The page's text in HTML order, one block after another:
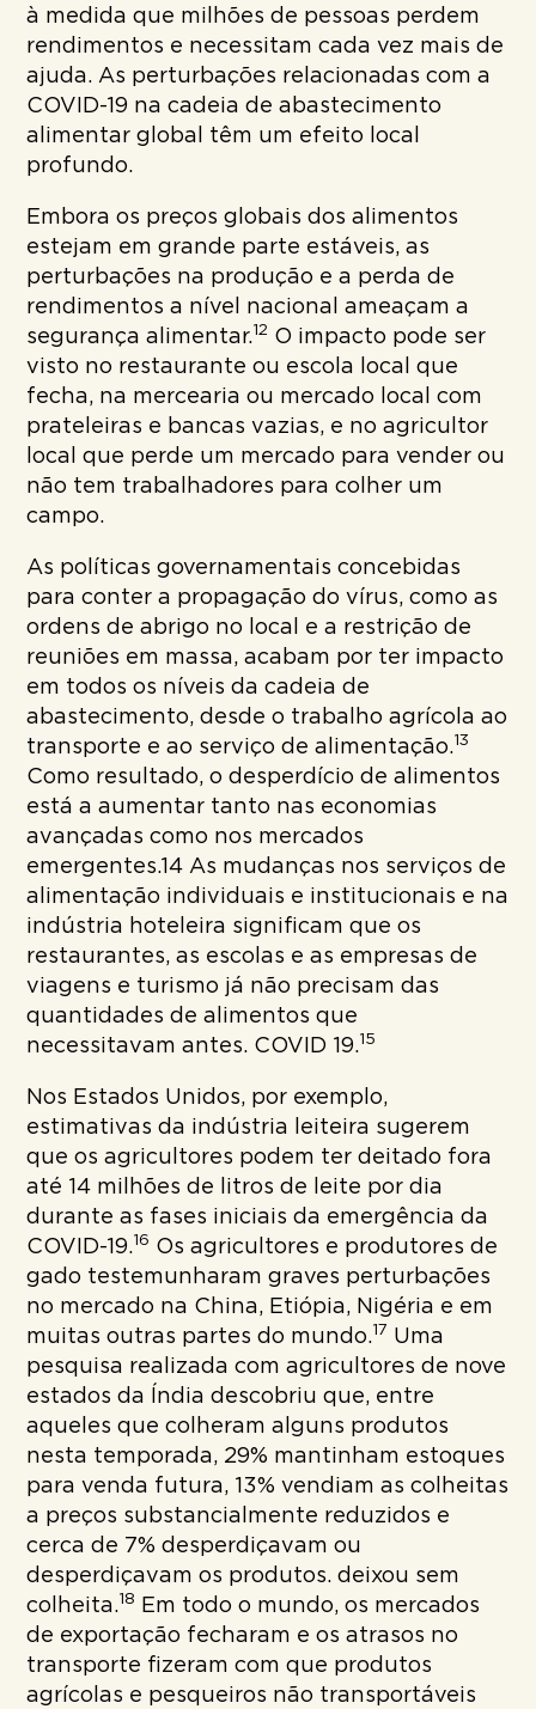
à medida que milhões de pessoas perdem
rendimentos e necessitam cada vez mais de
ajuda. As perturbações relacionadas com a
COVID-19 na cadeia de abastecimento
alimentar global têm um efeito local
profundo.
Embora os preços globais dos alimentos
estejam em grande parte estáveis, as
perturbações na produção e a perda de
rendimentos a nível nacional ameaçam a
segurança alimentar.12 O impacto pode ser
visto no restaurante ou escola local que
fecha, na mercearia ou mercado local com
prateleiras e bancas vazias, e no agricultor
local que perde um mercado para vender ou
não tem trabalhadores para colher um
campo.
As políticas governamentais concebidas
para conter a propagação do vírus, como as
ordens de abrigo no local e a restrição de
reuniões em massa, acabam por ter impacto
em todos os níveis da cadeia de
abastecimento, desde o trabalho agrícola ao
transporte e ao serviço de alimentação.13
Como resultado, o desperdício de alimentos
está a aumentar tanto nas economias
avançadas como nos mercados
emergentes.14 As mudanças nos serviços de
alimentação individuais e institucionais e na
indústria hoteleira significam que os
restaurantes, as escolas e as empresas de
viagens e turismo já não precisam das
quantidades de alimentos que
necessitavam antes. COVID 19.15
Nos Estados Unidos, por exemplo,
estimativas da indústria leiteira sugerem
que os agricultores podem ter deitado fora
até 14 milhões de litros de leite por dia
durante as fases iniciais da emergência da
COVID-19.16 Os agricultores e produtores de
gado testemunharam graves perturbações
no mercado na China, Etiópia, Nigéria e em
muitas outras partes do mundo.17 Uma
pesquisa realizada com agricultores de nove
estados da Índia descobriu que, entre
aqueles que colheram alguns produtos
nesta temporada, 29% mantinham estoques
para venda futura, 13% vendiam as colheitas
a preços substancialmente reduzidos e
cerca de 7% desperdiçavam ou
desperdiçavam os produtos. deixou sem
colheita.18
Em todo o mundo, os mercados
de exportação fecharam e os atrasos no
transporte fizeram com que produtos
agrícolas e pesqueiros não transportáveis